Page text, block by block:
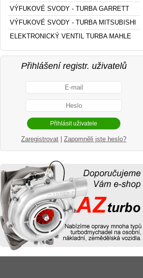
VÝFUKOVÉ SVODY - TURBA GARRETT
VÝFUKOVÉ SVODY - TURBA MITSUBISHI
ELEKTRONICKÝ VENTIL TURBA MAHLE
Přihlášení registr. uživatelů
Zaregistrovat Zapomněli jste heslo?